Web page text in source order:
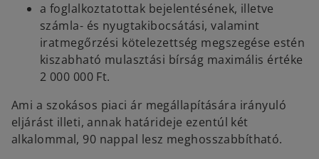
a foglalkoztatottak bejelentésének, illetve
számla- és nyugtakibocsátási, valamint
iratmegőrzési kötelezettség megszegése estén
kiszabható mulasztási bírság maximális értéke
2 000 000 Ft.
Ami a szokásos piaci ár megállapítására irányuló
eljárást illeti, annak határideje ezentúl két
alkalommal, 90 nappal lesz meghosszabbítható.